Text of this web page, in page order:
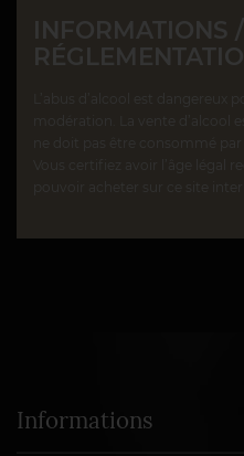
INFORMATIONS /
Informations